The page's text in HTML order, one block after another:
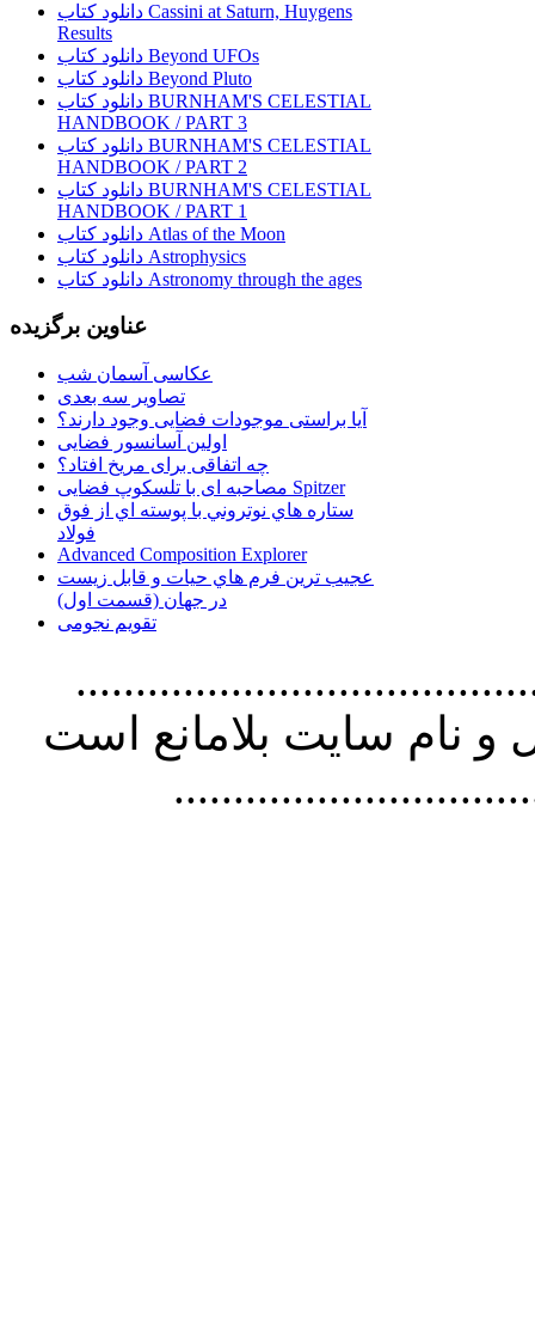
دانلود کتاب Cassini at Saturn, Huygens
Results
دانلود کتاب Beyond UFOs
دانلود کتاب Beyond Pluto
دانلود کتاب BURNHAM'S CELESTIAL
HANDBOOK / PART 3
دانلود کتاب BURNHAM'S CELESTIAL
HANDBOOK / PART 2
دانلود کتاب BURNHAM'S CELESTIAL
HANDBOOK / PART 1
دانلود کتاب Atlas of the Moon
دانلود کتاب Astrophysics
دانلود کتاب Astronomy through the ages
عناوین برگزیده
عکاسی آسمان شب
تصاویر سه بعدی
آیا براستی موجودات فضایی وجود دارند؟
اولین آسانسور فضایی
چه اتفاقی برای مریخ افتاد؟
مصاحبه ای با تلسکوپ فضایی Spitzer
ستاره هاي نوتروني با پوسته اي از فوق
فولاد
Advanced Composition Explorer
عجیب ترین فرم هاي حيات و قابل زيست
در جهان (قسمت اول)
تقویم نجومی
استفاده از
نام سايت بلامانع است